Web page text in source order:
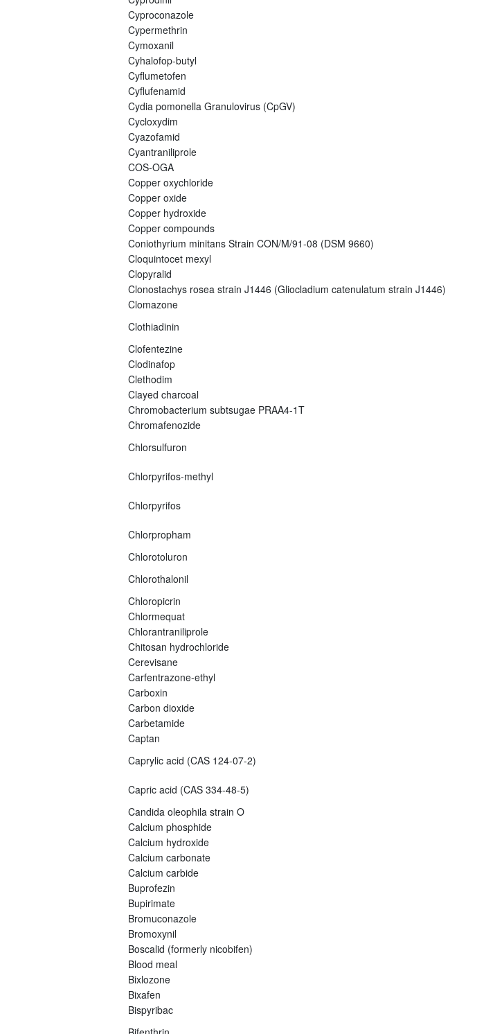
Cyproconazole
Cypermethrin
Cymoxanil
Cyhalofop-butyl
Cyflumetofen
Cyflufenamid
Cydia pomonella Granulovirus (CpGV)
Cycloxydim
Cyazofamid
Cyantraniliprole
COS-OGA
Copper oxychloride
Copper oxide
Copper hydroxide
Copper compounds
Coniothyrium minitans Strain CON/M/91-08 (DSM 9660)
Cloquintocet mexyl
Clopyralid
Clonostachys rosea strain J1446 (Gliocladium catenulatum strain J1446)
Clomazone
Clothiadinin
Clofentezine
Clodinafop
Clethodim
Clayed charcoal
Chromobacterium subtsugae PRAA4-1T
Chromafenozide
Chlorsulfuron
Chlorpyrifos-methyl
Chlorpyrifos
Chlorpropham
Chlorotoluron
Chlorothalonil
Chloropicrin
Chlormequat
Chlorantraniliprole
Chitosan hydrochloride
Cerevisane
Carfentrazone-ethyl
Carboxin
Carbon dioxide
Carbetamide
Captan
Caprylic acid (CAS 124-07-2)
Capric acid (CAS 334-48-5)
Candida oleophila strain O
Calcium phosphide
Calcium hydroxide
Calcium carbonate
Calcium carbide
Buprofezin
Bupirimate
Bromuconazole
Bromoxynil
Boscalid (formerly nicobifen)
Blood meal
Bixlozone
Bixafen
Bispyribac